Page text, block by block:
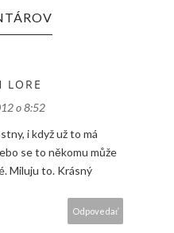
LORE
o 8:52
i když už to má
se to někomu může
Miluju to. Krásný
Odpovedať